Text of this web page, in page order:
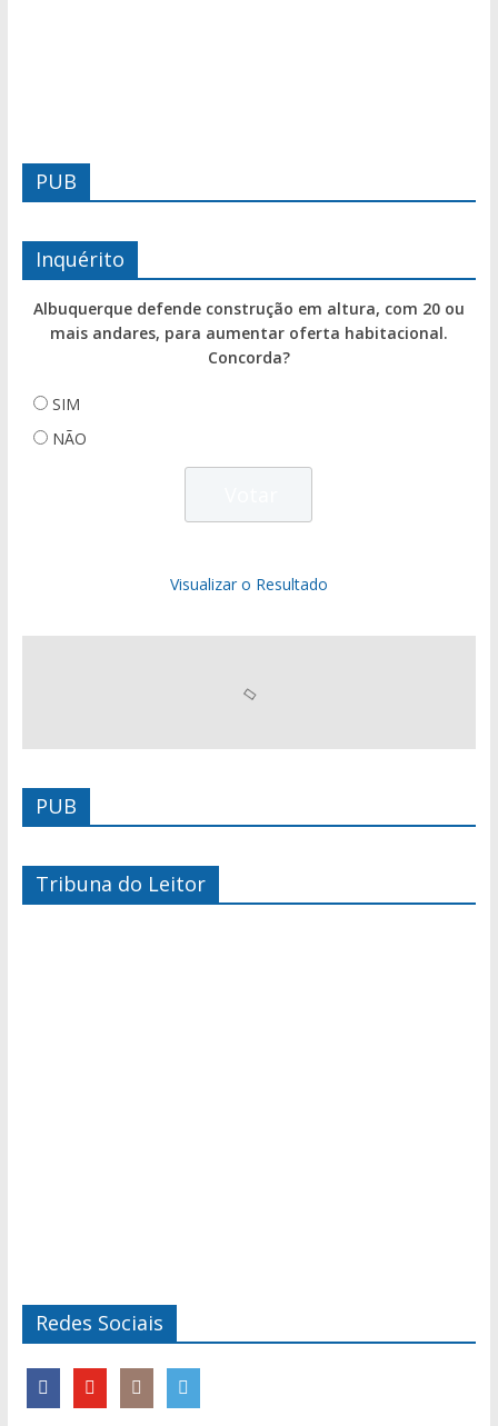
PUB
Inquérito
Albuquerque defende construção em altura, com 20 ou
mais andares, para aumentar oferta habitacional.
Concorda?
SIM
NÃO
Visualizar o Resultado
PUB
Tribuna do Leitor
Redes Sociais